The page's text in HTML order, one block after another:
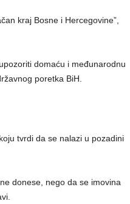
kraj Bosne i Hercegovine”,
domaću i međunarodnu
poretka BiH.
tvrdi da se nalazi u pozadini
donese, nego da se imovina